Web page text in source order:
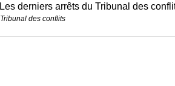
Les derniers arrêts du Tribunal des
Tribunal des conflits